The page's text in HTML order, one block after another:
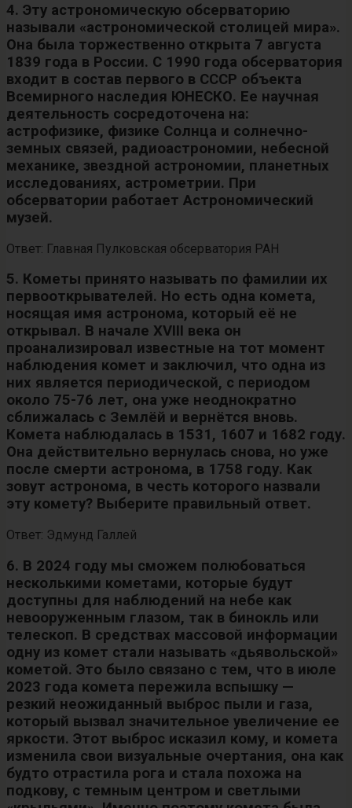
4. Эту астрономическую обсерваторию
называли «астрономической столицей мира».
Она была торжественно открыта 7 августа
1839 года в России. С 1990 года обсерватория
входит в состав первого в СССР объекта
Всемирного наследия ЮНЕСКО. Ее научная
деятельность сосредоточена на:
астрофизике, физике Солнца и солнечно-
земных связей, радиоастрономии, небесной
механике, звездной астрономии, планетных
исследованиях, астрометрии. При
обсерватории работает Астрономический
музей.
Ответ: Главная Пулковская обсерватория РАН
5. Кометы принято называть по фамилии их
первооткрывателей. Но есть одна комета,
носящая имя астронома, который её не
открывал. В начале XVIII века он
проанализировал известные на тот момент
наблюдения комет и заключил, что одна из
них является периодической, с периодом
около 75-76 лет, она уже неоднократно
сближалась с Землёй и вернётся вновь.
Комета наблюдалась в 1531, 1607 и 1682 году.
Она действительно вернулась снова, но уже
после смерти астронома, в 1758 году. Как
зовут астронома, в честь которого назвали
эту комету? Выберите правильный ответ.
Ответ: Эдмунд Галлей
6. В 2024 году мы сможем полюбоваться
несколькими кометами, которые будут
доступны для наблюдений на небе как
невооруженным глазом, так в бинокль или
телескоп. В средствах массовой информации
одну из комет стали называть «дьявольской»
кометой. Это было связано с тем, что в июле
2023 года комета пережила вспышку —
резкий неожиданный выброс пыли и газа,
который вызвал значительное увеличение ее
яркости. Этот выброс исказил кому, и комета
изменила свои визуальные очертания, она как
будто отрастила рога и стала похожа на
подкову, с темным центром и светлыми